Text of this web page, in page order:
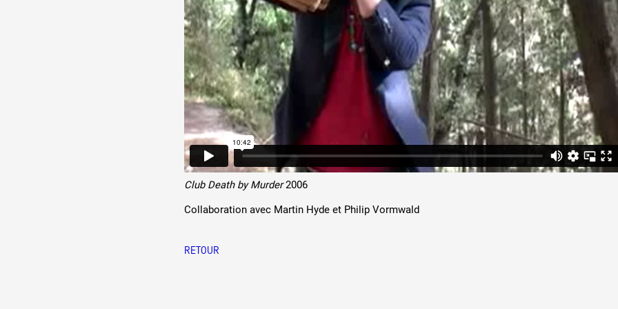
Production vidéo
1% œuvres dans l'espace public
Réseau documents d'artistes
Club Death by Murder2006
Collaboration avec Martin Hyde et Philip Vormwald
RETOUR